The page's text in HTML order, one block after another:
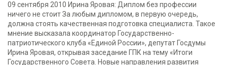
09 сентября 2010 Ирина Яровая: Диплом без профессии
ничего не стоит За любым дипломом, в первую очередь,
должна стоять качественная подготовка специалиста. Такое
мнение высказала координатор Государственно-
патриотического клуба «Единой России», депутат Госдумы
Ирина Яровая, открывая заседание ГПК на тему «Итоги
Государственного Совета. Новые направления развития